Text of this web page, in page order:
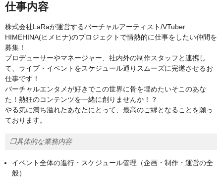
仕事内容
株式会社LaRaが運営するバーチャルアーティスト/VTuber
HIMEHINA(ヒメヒナ)のプロジェクトで情熱的に仕事をしたい仲間を
募集！
プロデューサーやマネージャー、社内外の制作スタッフと連携し
て、ライブ・イベントをスケジュール通りスムーズに完遂させるお
仕事です！
バーチャルエンタメが好きでこの世界に骨を埋めたいそこのあな
た！熱狂のコンテンツを一緒に創りませんか！？
やる気に満ち溢れたあなたにとって、最高のご縁となることを願っ
ております。
❐具体的な業務内容
イベント全体の進行・スケジュール管理（企画・制作・運営の全
般）